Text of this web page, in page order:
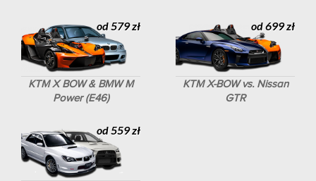
KTM X BOW & BMW M
Power (E46)
od 579 zł
KTM X-BOW vs. Nissan
GTR
od 699 zł
od 559 zł